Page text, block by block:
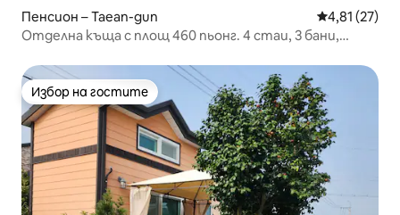
Пенсион – Taean-gun Средна
4,81 (27)
Отделна къща с площ 460 пьонг. 4 стаи, 3 бани,
максимум 16 души
Избор на гостите
Избор на гостите